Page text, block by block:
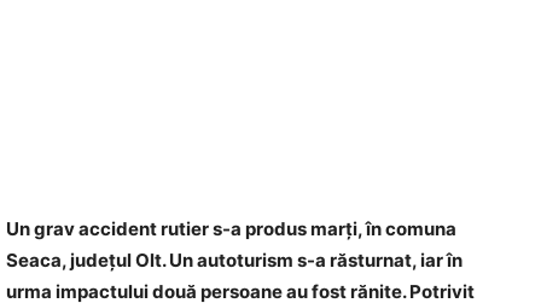
Un grav accident rutier s-a produs marți, în comuna
Seaca, județul Olt. Un autoturism s-a răsturnat, iar în
urma impactului două persoane au fost rănite. Potrivit